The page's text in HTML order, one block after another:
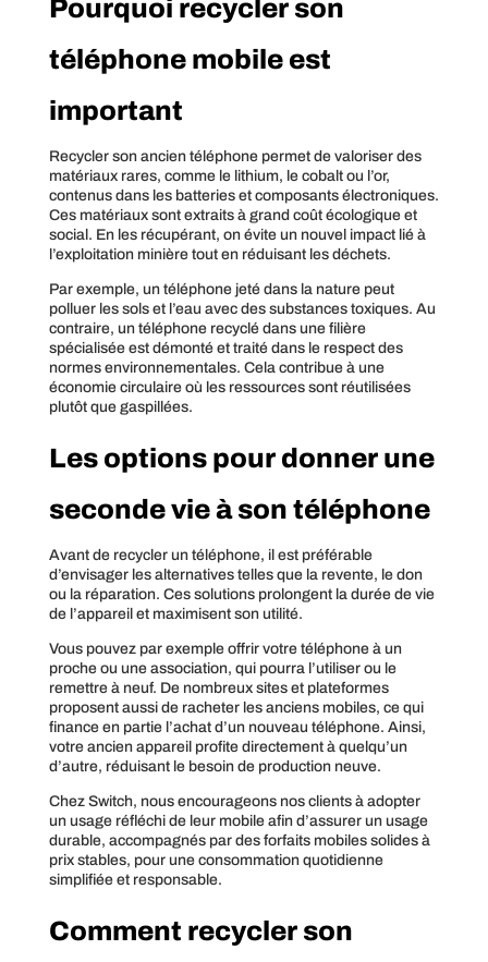
Pourquoi recycler son
téléphone mobile est
important
Recycler son ancien téléphone permet de valoriser des
matériaux rares, comme le lithium, le cobalt ou l’or,
contenus dans les batteries et composants électroniques.
Ces matériaux sont extraits à grand coût écologique et
social. En les récupérant, on évite un nouvel impact lié à
l’exploitation minière tout en réduisant les déchets.
Par exemple, un téléphone jeté dans la nature peut
polluer les sols et l’eau avec des substances toxiques. Au
contraire, un téléphone recyclé dans une filière
spécialisée est démonté et traité dans le respect des
normes environnementales. Cela contribue à une
économie circulaire où les ressources sont réutilisées
plutôt que gaspillées.
Les options pour donner une
seconde vie à son téléphone
Avant de recycler un téléphone, il est préférable
d’envisager les alternatives telles que la revente, le don
ou la réparation. Ces solutions prolongent la durée de vie
de l’appareil et maximisent son utilité.
Vous pouvez par exemple offrir votre téléphone à un
proche ou une association, qui pourra l’utiliser ou le
remettre à neuf. De nombreux sites et plateformes
proposent aussi de racheter les anciens mobiles, ce qui
finance en partie l’achat d’un nouveau téléphone. Ainsi,
votre ancien appareil profite directement à quelqu’un
d’autre, réduisant le besoin de production neuve.
Chez Switch, nous encourageons nos clients à adopter
un usage réfléchi de leur mobile afin d’assurer un usage
durable, accompagnés par des forfaits mobiles solides à
prix stables, pour une consommation quotidienne
simplifiée et responsable.
Comment recycler son